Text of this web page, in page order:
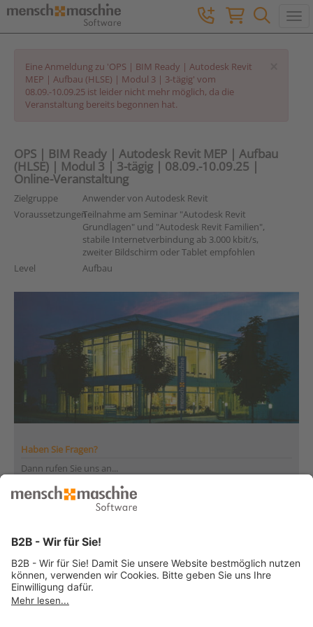
Eine Anmeldung zu 'OPS | BIM Ready | Autodesk Revit
MEP | Aufbau (HLSE) | Modul 3 | 3-tägig' vom
08.09.-10.09.25 ist leider nicht mehr möglich, da die
Veranstaltung bereits begonnen hat.
OPS | BIM Ready | Autodesk Revit MEP | Aufbau
(HLSE) | Modul 3 | 3-tägig | 08.09.-10.09.25 |
Online-Veranstaltung
Zielgruppe
Anwender von Autodesk Revit
VoraussetzungenTeilnahme am Seminar "Autodesk Revit
Grundlagen" und "Autodesk Revit Familien",
stabile Internetverbindung ab 3.000 kbit/s,
zweiter Bildschirm oder Tablet empfohlen
Level
Aufbau
Haben Sie Fragen?
Dann rufen Sie uns an...
Infoline +41 44 864 19 00
und 13:30 bis 17:00 Uhr
... oder senden Sie uns Ihre Nachricht»